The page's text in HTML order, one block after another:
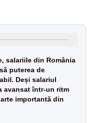
salariile din România
puterea de
Deși salariul
avansat într-un ritm
importantă din